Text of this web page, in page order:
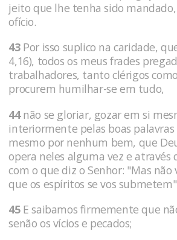
jeito que lhe tenha sido
ofício.
43Por isso suplico na caridade,
4,16), todos os meus frades
trabalhadores, tanto clérigos
procurem humilhar-se em tudo,
44não se gloriar, gozar em si
interiormente pelas boas palavras
mesmo por nenhum bem, que
opera neles alguma vez e através
com o que diz o Senhor: "Mas não
que os espíritos se vos submetem"
45E saibamos firmemente que
senão os vícios e pecados;